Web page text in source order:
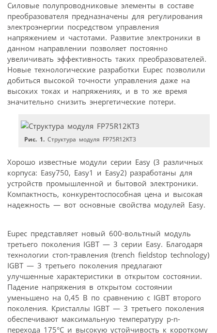
Силовые полупроводниковые элементы в составе
преобразователя предназначены для регулирования
электроэнергии посредством управления
напряжением и частотами. Развитие электроники в
данном направлении позволяет постоянно
увеличивать эффективность таких преобразователей.
Новые технологические разработки Eupec позволили
добиться высокой точности управления даже на
высоких токах и напряжениях, и в то же время
значительно снизить энергетические потери.
Рис. 1. Структура модуля FP75R12KT3
Хорошо известные модули серии Easy (3 различных
корпуса: Easy750, Easy1 и Easy2) разработаны для
устройств промышленной и бытовой электроники.
Компактность, конкурентоспособная цена и высокая
надежность — вот основные свойства модулей Easy.
Eupec представляет новый 600-вольтный модуль
третьего поколения IGBT — 3 серии Easy. Благодаря
технологии стоп-травления (trench fieldstop technology)
IGBT — 3 третьего поколения предлагают
улучшенные характеристики в открытом состоянии.
Падение напряжения в открытом состоянии
уменьшено на 0,45 В по сравнению с IGBT второго
поколения. Кристаллы IGBT — 3 третьего поколения
обеспечивают максимальную температуру р-n-
перехода 175°С и высокую устойчивость к короткому